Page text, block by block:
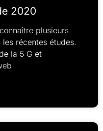
2020
plusieurs
les récentes études.
la 5 G et